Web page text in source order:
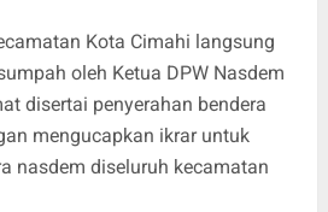
Kota Cimahi langsung
oleh Ketua DPW Nasdem
disertai penyerahan bendera
mengucapkan ikrar untuk
nasdem diseluruh kecamatan